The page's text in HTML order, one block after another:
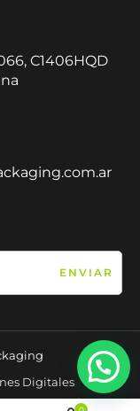
C1406HQD
Digitales